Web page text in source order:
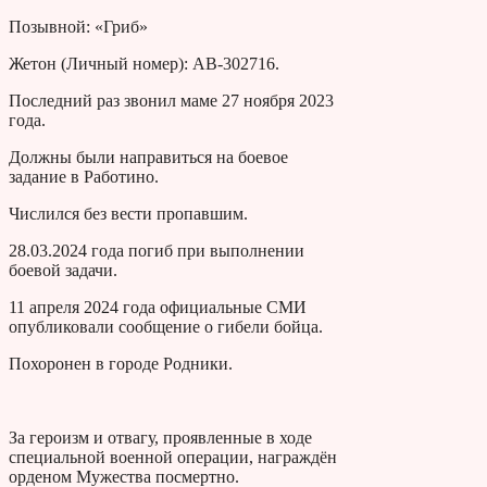
Позывной: «Гриб»
Жетон (Личный номер): АВ-302716.
Последний раз звонил маме 27 ноября 2023
года.
Должны были направиться на боевое
задание в Работино.
Числился без вести пропавшим.
28.03.2024 года погиб при выполнении
боевой задачи.
11 апреля 2024 года официальные СМИ
опубликовали сообщение о гибели бойца.
Похоронен в городе Родники.
За героизм и отвагу, проявленные в ходе
специальной военной операции, награждён
орденом Мужества посмертно.